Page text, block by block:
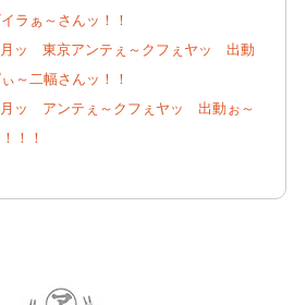
ラぁ～さんッ！！
ッ 東京アンテぇ～クフぇヤッ 出動
～二幅さんッ！！
ッ アンテぇ～クフぇヤッ 出動ぉ～
！！